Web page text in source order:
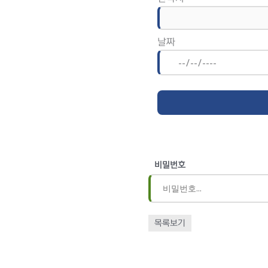
날짜
비밀번호
목록보기